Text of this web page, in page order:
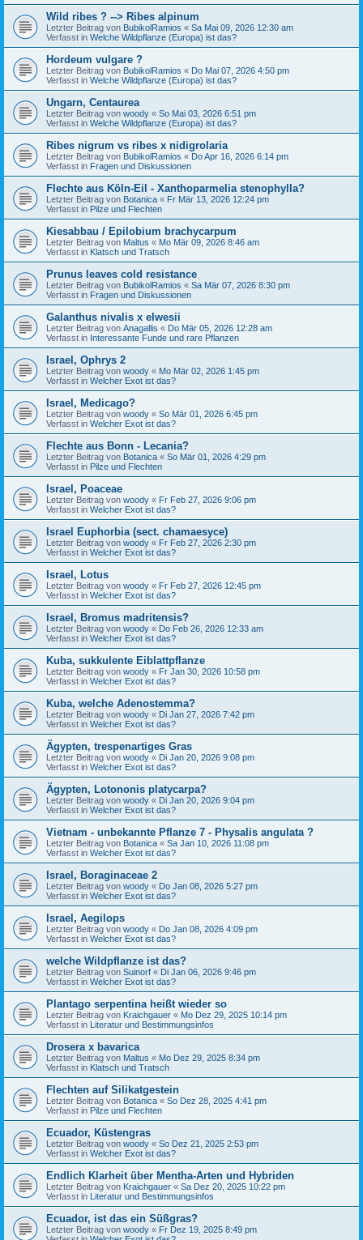
Wild ribes ? --> Ribes alpinum
Letzter Beitrag von BubikolRamios « Sa Mai 09, 2026 12:30 am
Verfasst in Welche Wildpflanze (Europa) ist das?
Hordeum vulgare ?
Letzter Beitrag von BubikolRamios « Do Mai 07, 2026 4:50 pm
Verfasst in Welche Wildpflanze (Europa) ist das?
Ungarn, Centaurea
Letzter Beitrag von woody « So Mai 03, 2026 6:51 pm
Verfasst in Welche Wildpflanze (Europa) ist das?
Ribes nigrum vs ribes x nidigrolaria
Letzter Beitrag von BubikolRamios « Do Apr 16, 2026 6:14 pm
Verfasst in Fragen und Diskussionen
Flechte aus Köln-Eil - Xanthoparmelia stenophylla?
Letzter Beitrag von Botanica « Fr Mär 13, 2026 12:24 pm
Verfasst in Pilze und Flechten
Kiesabbau / Epilobium brachycarpum
Letzter Beitrag von Maltus « Mo Mär 09, 2026 8:46 am
Verfasst in Klatsch und Tratsch
Prunus leaves cold resistance
Letzter Beitrag von BubikolRamios « Sa Mär 07, 2026 8:30 pm
Verfasst in Fragen und Diskussionen
Galanthus nivalis x elwesii
Letzter Beitrag von Anagallis « Do Mär 05, 2026 12:28 am
Verfasst in Interessante Funde und rare Pflanzen
Israel, Ophrys 2
Letzter Beitrag von woody « Mo Mär 02, 2026 1:45 pm
Verfasst in Welcher Exot ist das?
Israel, Medicago?
Letzter Beitrag von woody « So Mär 01, 2026 6:45 pm
Verfasst in Welcher Exot ist das?
Flechte aus Bonn - Lecania?
Letzter Beitrag von Botanica « So Mär 01, 2026 4:29 pm
Verfasst in Pilze und Flechten
Israel, Poaceae
Letzter Beitrag von woody « Fr Feb 27, 2026 9:06 pm
Verfasst in Welcher Exot ist das?
Israel Euphorbia (sect. chamaesyce)
Letzter Beitrag von woody « Fr Feb 27, 2026 2:30 pm
Verfasst in Welcher Exot ist das?
Israel, Lotus
Letzter Beitrag von woody « Fr Feb 27, 2026 12:45 pm
Verfasst in Welcher Exot ist das?
Israel, Bromus madritensis?
Letzter Beitrag von woody « Do Feb 26, 2026 12:33 am
Verfasst in Welcher Exot ist das?
Kuba, sukkulente Eiblattpflanze
Letzter Beitrag von woody « Fr Jan 30, 2026 10:58 pm
Verfasst in Welcher Exot ist das?
Kuba, welche Adenostemma?
Letzter Beitrag von woody « Di Jan 27, 2026 7:42 pm
Verfasst in Welcher Exot ist das?
Ägypten, trespenartiges Gras
Letzter Beitrag von woody « Di Jan 20, 2026 9:08 pm
Verfasst in Welcher Exot ist das?
Ägypten, Lotononis platycarpa?
Letzter Beitrag von woody « Di Jan 20, 2026 9:04 pm
Verfasst in Welcher Exot ist das?
Vietnam - unbekannte Pflanze 7 - Physalis angulata ?
Letzter Beitrag von Botanica « Sa Jan 10, 2026 11:08 pm
Verfasst in Welcher Exot ist das?
Israel, Boraginaceae 2
Letzter Beitrag von woody « Do Jan 08, 2026 5:27 pm
Verfasst in Welcher Exot ist das?
Israel, Aegilops
Letzter Beitrag von woody « Do Jan 08, 2026 4:09 pm
Verfasst in Welcher Exot ist das?
welche Wildpflanze ist das?
Letzter Beitrag von Suinorf « Di Jan 06, 2026 9:46 pm
Verfasst in Welcher Exot ist das?
Plantago serpentina heißt wieder so
Letzter Beitrag von Kraichgauer « Mo Dez 29, 2025 10:14 pm
Verfasst in Literatur und Bestimmungsinfos
Drosera x bavarica
Letzter Beitrag von Maltus « Mo Dez 29, 2025 8:34 pm
Verfasst in Klatsch und Tratsch
Flechten auf Silikatgestein
Letzter Beitrag von Botanica « So Dez 28, 2025 4:41 pm
Verfasst in Pilze und Flechten
Ecuador, Küstengras
Letzter Beitrag von woody « So Dez 21, 2025 2:53 pm
Verfasst in Welcher Exot ist das?
Endlich Klarheit über Mentha-Arten und Hybriden
Letzter Beitrag von Kraichgauer « Sa Dez 20, 2025 10:22 pm
Verfasst in Literatur und Bestimmungsinfos
Ecuador, ist das ein Süßgras?
Letzter Beitrag von woody « Fr Dez 19, 2025 8:49 pm